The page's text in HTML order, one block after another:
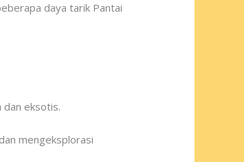
daya tarik Pantai
dan eksotis.
mengeksplorasi